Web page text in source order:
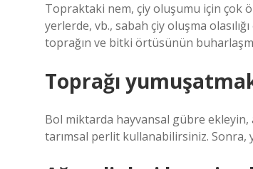
Topraktaki nem, çiy oluşumu için çok
yerlerde, vb., sabah çiy oluşma
toprağın ve bitki örtüsünün
Toprağı
Bol miktarda hayvansal gübre
tarımsal perlit kullanabilirsiniz. Sonra,